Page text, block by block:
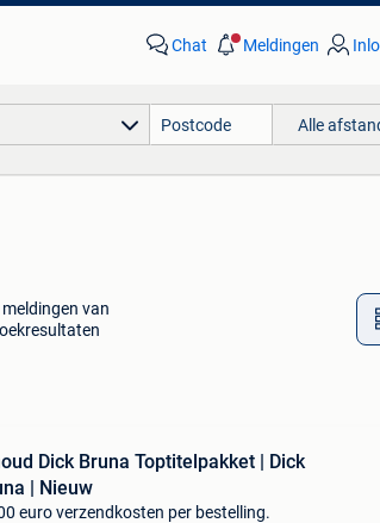
Chat Meldingen
Alle
van
Dick Bruna Toptitelpakket | Dick
| Nieuw
euro verzendkosten per bestelling.